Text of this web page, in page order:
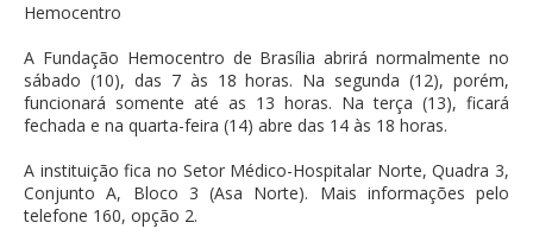
Hemocentro
A Fundação Hemocentro de Brasília abrirá normalmente no
sábado (10), das 7 às 18 horas. Na segunda (12), porém,
funcionará somente até as 13 horas. Na terça (13), ficará
fechada e na quarta-feira (14) abre das 14 às 18 horas.
A instituição fica no Setor Médico-Hospitalar Norte, Quadra 3,
Conjunto A, Bloco 3 (Asa Norte). Mais informações pelo
telefone 160, opção 2.